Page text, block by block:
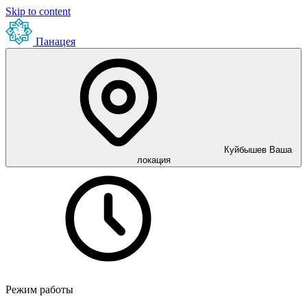
Skip to content
Панацея
Куйбышев Ваша
локация
Режим работы